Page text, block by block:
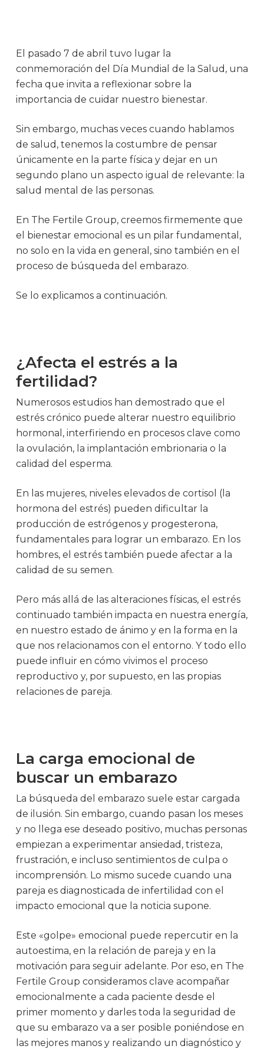
El pasado 7 de abril tuvo lugar la
conmemoración del Día Mundial de la Salud, una
fecha que invita a reflexionar sobre la
importancia de cuidar nuestro bienestar.
Sin embargo, muchas veces cuando hablamos
de salud, tenemos la costumbre de pensar
únicamente en la parte física y dejar en un
segundo plano un aspecto igual de relevante: la
salud mental de las personas.
En The Fertile Group, creemos firmemente que
el bienestar emocional es un pilar fundamental,
no solo en la vida en general, sino también en el
proceso de búsqueda del embarazo.
Se lo explicamos a continuación.
¿Afecta el estrés a la
fertilidad?
Numerosos estudios han demostrado que el
estrés crónico puede alterar nuestro equilibrio
hormonal, interfiriendo en procesos clave como
la ovulación, la implantación embrionaria o la
calidad del esperma.
En las mujeres, niveles elevados de cortisol (la
hormona del estrés) pueden dificultar la
producción de estrógenos y progesterona,
fundamentales para lograr un embarazo. En los
hombres, el estrés también puede afectar a la
calidad de su semen.
Pero más allá de las alteraciones físicas, el estrés
continuado también impacta en nuestra energía,
en nuestro estado de ánimo y en la forma en la
que nos relacionamos con el entorno. Y todo ello
puede influir en cómo vivimos el proceso
reproductivo y, por supuesto, en las propias
relaciones de pareja.
La carga emocional de
buscar un embarazo
La búsqueda del embarazo suele estar cargada
de ilusión. Sin embargo, cuando pasan los meses
y no llega ese deseado positivo, muchas personas
empiezan a experimentar ansiedad, tristeza,
frustración, e incluso sentimientos de culpa o
incomprensión. Lo mismo sucede cuando una
pareja es diagnosticada de infertilidad con el
impacto emocional que la noticia supone.
Este «golpe» emocional puede repercutir en la
autoestima, en la relación de pareja y en la
motivación para seguir adelante. Por eso, en The
Fertile Group consideramos clave acompañar
emocionalmente a cada paciente desde el
primer momento y darles toda la seguridad de
que su embarazo va a ser posible poniéndose en
las mejores manos y realizando un diagnóstico y